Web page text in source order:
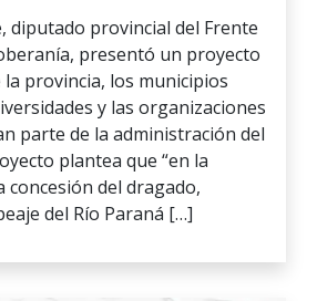
diputado provincial del Frente
presentó un proyecto
la provincia, los municipios
y las organizaciones
parte de la administración del
plantea que “en la
concesión del dragado,
del Río Paraná […]